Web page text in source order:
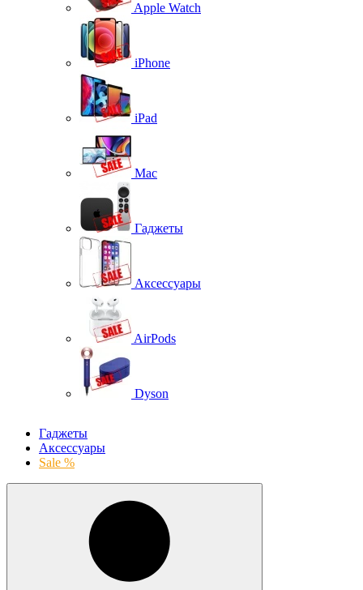
Apple Watch
iPhone
iPad
Mac
Гаджеты
Аксессуары
AirPods
Dyson
Гаджеты
Аксессуары
Sale %